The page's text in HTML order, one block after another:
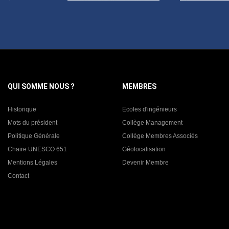
QUI SOMME NOUS ?
Historique
Mots du président
Politique Générale
Chaire UNESCO 651
Mentions Légales
Contact
MEMBRES
Ecoles d'ingénieurs
Collège Management
Collège Membres Associés
Géolocalisation
Devenir Membre